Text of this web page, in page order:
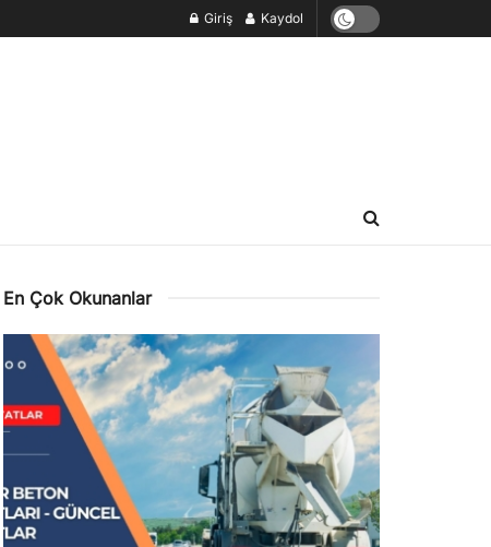
Giriş Kaydol
En Çok Okunanlar